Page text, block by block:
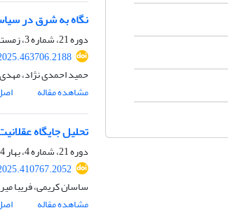
نگاه به شرق در
دوره 21، شماره 3، زمستان 1403، صفحه
حمید احمدی نژاد،
مشاهده مقاله
تحلیل جایگاه
دوره 21، شماره 4، بهار 1404، صفحه
ساسان کریمی، فریبا
مشاهده مقاله